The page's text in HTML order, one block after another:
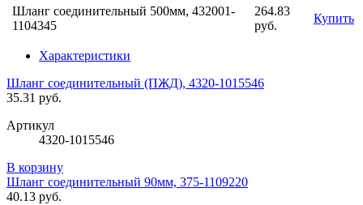
Шланг соединительный 500мм, 432001-
1104345
264.83
руб.
Купить
Характеристики
Шланг соединительный (ПЖД), 4320-1015546
35.31 руб.
Артикул
4320-1015546
В корзину
Шланг соединительный 90мм, 375-1109220
40.13 руб.